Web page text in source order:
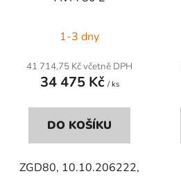
1-3 dny
41 714,75 Kč včetně DPH
34 475 Kč / ks
DO KOŠÍKU
ZGD80, 10.10.206222,